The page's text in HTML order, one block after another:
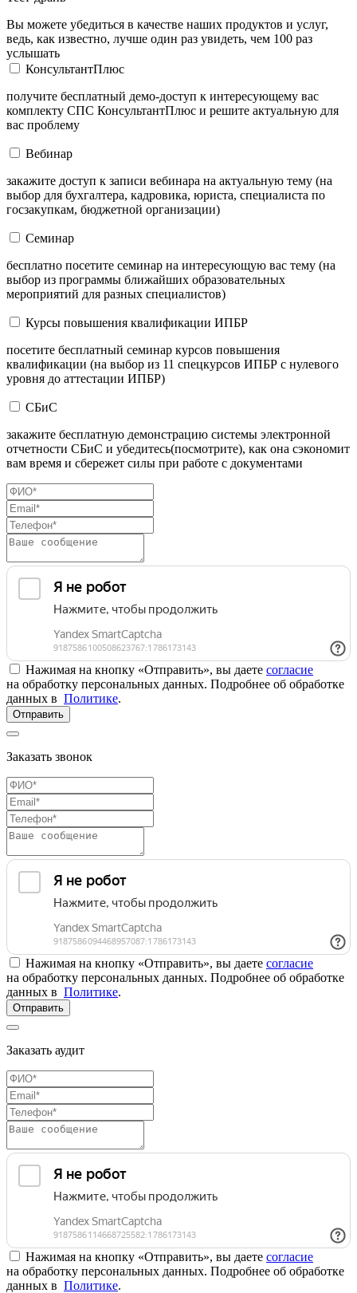
Вы можете убедиться в качестве наших продуктов и услуг,
ведь, как известно, лучше один раз увидеть, чем 100 раз
услышать
КонсультантПлюс
получите бесплатный демо-доступ к интересующему вас
комплекту СПС КонсультантПлюс и решите актуальную для
вас проблему
Вебинар
закажите доступ к записи вебинара на актуальную тему (на
выбор для бухгалтера, кадровика, юриста, специалиста по
госзакупкам, бюджетной организации)
Семинар
бесплатно посетите семинар на интересующую вас тему (на
выбор из программы ближайших образовательных
мероприятий для разных специалистов)
Курсы повышения квалификации ИПБР
посетите бесплатный семинар курсов повышения
квалификации (на выбор из 11 спецкурсов ИПБР с нулевого
уровня до аттестации ИПБР)
СБиС
закажите бесплатную демонстрацию системы электронной
отчетности СБиС и убедитесь(посмотрите), как она сэкономит
вам время и сбережет силы при работе с документами
Нажимая на кнопку «Отправить», вы даете согласие
на обработку персональных данных. Подробнее об обработке
данных в Политике.
Отправить
Заказать звонок
Нажимая на кнопку «Отправить», вы даете согласие
на обработку персональных данных. Подробнее об обработке
данных в Политике.
Отправить
Заказать аудит
Нажимая на кнопку «Отправить», вы даете согласие
на обработку персональных данных. Подробнее об обработке
данных в Политике.